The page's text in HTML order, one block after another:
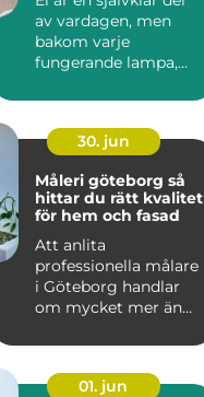
av vardagen, men
bakom varje
fungerande lampa,
ventilationsan...
30. jun
Måleri göteborg så
hittar du rätt kvalitet
för hem och fasad
Att anlita
professionella målare
i Göteborg handlar
om mycket mer än
på vägga...
01. jun